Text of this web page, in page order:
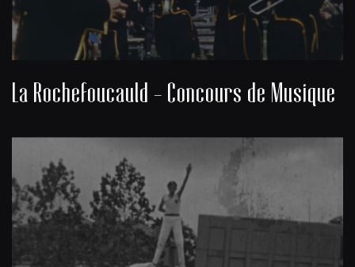
La Rochefoucauld - Concours de Musique